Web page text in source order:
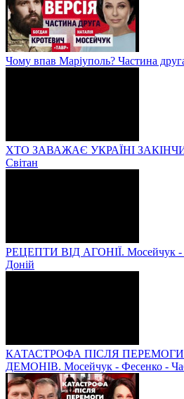
Чому впав Маріуполь? Частина
ХТО ЗАВАЖАЄ УКРАЇНІ
Світан
РЕЦЕПТИ ВІД АГОНІЇ. Мосейчук -
Доній
КАТАСТРОФА ПІСЛЯ
ДЕМОНІВ. Мосейчук - Фесенко -